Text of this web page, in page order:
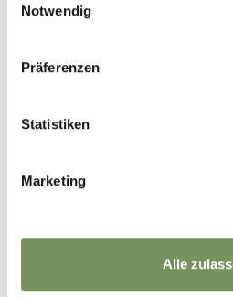
Notwendig
Präferenzen
Statistiken
Marketing
Alle